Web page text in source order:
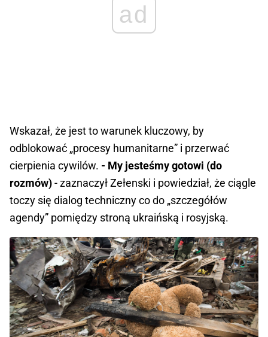
ad
Wskazał, że jest to warunek kluczowy, by
odblokować „procesy humanitarne” i przerwać
cierpienia cywilów. - My jesteśmy gotowi (do
rozmów)- zaznaczył Zełenski i powiedział, że ciągle
toczy się dialog techniczny co do „szczegółów
agendy” pomiędzy stroną ukraińską i rosyjską.